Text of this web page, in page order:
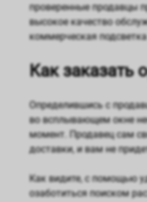
проверенные продавцы
высокое качество
коммерческая
Как заказать
Определившись с
во всплывающем окне
момент. Продавец сам
доставки, и вам не
Как видите, с помощью
озаботиться поиском